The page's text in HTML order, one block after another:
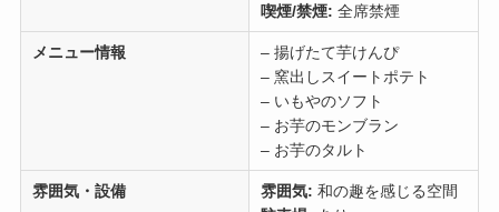
喫煙/禁煙: 全席禁煙
メニュー情報
– 揚げたて芋けんぴ
– 窯出しスイートポテト
– いもやのソフト
– お芋のモンブラン
– お芋のタルト
雰囲気・設備 雰囲気: 和の趣を感じる空間